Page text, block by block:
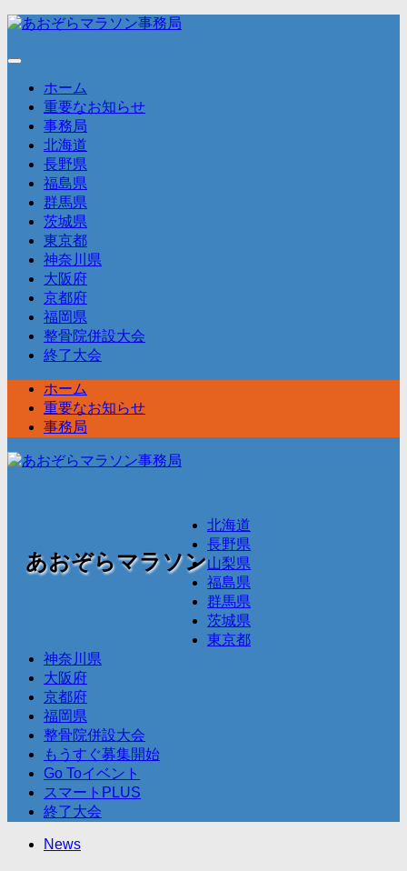
コ
テ
ホーム
重要なお知らせ
事務局
北海道
長野県
福島県
群馬県
茨城県
東京都
神奈川県
大阪府
京都府
福岡県
整骨院併設大会
終了大会
ホーム
重要なお知らせ
事務局
あおぞらマラソン
北海道
長野県
山梨県
福島県
群馬県
茨城県
東京都
神奈川県
大阪府
京都府
福岡県
整骨院併設大会
もうすぐ募集開始
Go Toイベント
スマートPLUS
終了大会
News